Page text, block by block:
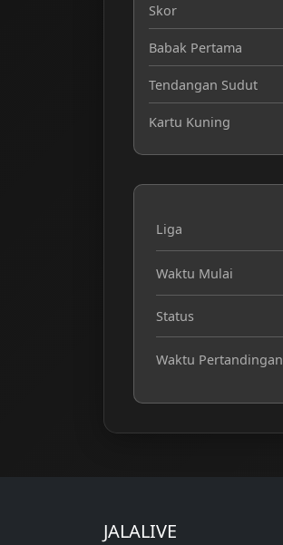
Skor
Babak Pertama
Tendangan Sudut
Kartu Kuning
Liga
Waktu Mulai
Status
Waktu Pertandingan
JALALIVE